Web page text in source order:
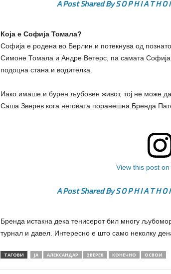
A Post Shared By S O P H I A T H
Која е Софија Томала?
Софија е родена во Берлин и потекнува од
Симоне Томала и Андре Ветерс, па самата Софија
подоцна стана и водителка.
Иако имаше и бурен љубовен живот, тој не може
Саша Зверев кога неговата поранешна Бренда
View this post
A Post Shared By S O P H I A T H
Бренда истакна дека тенисерот бил многу
турнал и давел. Интересно е што само неколку
ТАГОВИ ЈА АЛЕКСАНДАР ЗВЕРЕВ КОНЕЧНО ОСВОИ